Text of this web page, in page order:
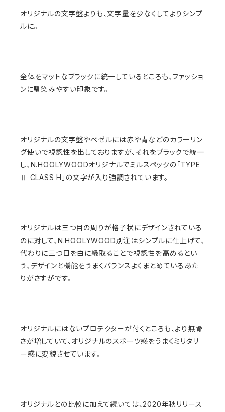
オリジナルの文字盤よりも、文字量を少なくしてよりシンプ
ルに。
全体をマットなブラックに統一しているところも、ファッショ
ンに馴染みやすい印象です。
オリジナルの文字盤やベゼルには赤や青などのカラーリン
グ使いで視認性を出しておりますが、それをブラックで統一
し、N.HOOLYWOODオリジナルでミルスペックの「TYPE
Ⅱ CLASS H」の文字が入り強調されています。
オリジナルは三つ目の周りが格子状にデザインされている
のに対して、N.HOOLYWOOD別注はシンプルに仕上げて、
代わりに三つ目を白に縁取ることで視認性を高めるとい
う、デザインと機能をうまくバランスよくまとめているあた
りがさすがです。
オリジナルにはないプロテクターが付くところも、より無骨
さが増していて、オリジナルのスポーツ感をうまくミリタリ
ー感に変貌させています。
オリジナルとの比較に加えて続いては、2020年秋リリース